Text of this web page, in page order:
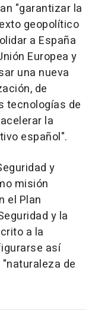
"garantizar la
geopolítico
a España
Europea y
una nueva
de
tecnologías de
la
español".
y
misión
el Plan
y la
a la
así
de